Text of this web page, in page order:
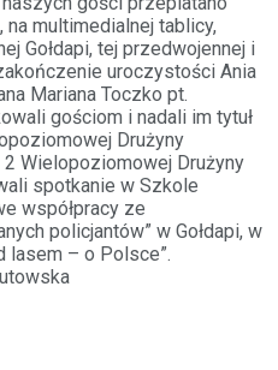
multimedialnej tablicy,
Gołdapi, tej przedwojennej i
uroczystości Ania
Mariana Toczko pt.
gościom i nadali im tytuł
Drużyny
2 Wielopoziomowej Drużyny
spotkanie w Szkole
współpracy ze
policjantów” w Gołdapi, w
lasem – o Polsce”.